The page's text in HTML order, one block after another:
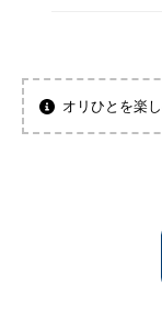
オリひとを楽